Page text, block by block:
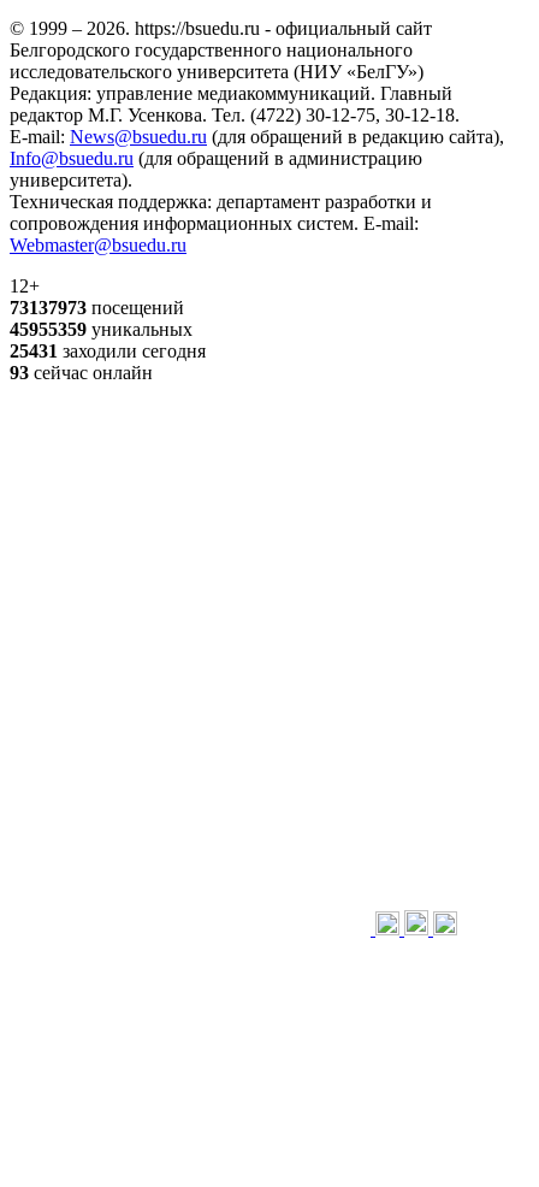
© 1999 – 2026. https://bsuedu.ru - официальный сайт
Белгородского государственного национального
исследовательского университета (НИУ «БелГУ»)
Редакция: управление медиакоммуникаций. Главный
редактор М.Г. Усенкова. Тел. (4722) 30-12-75, 30-12-18.
E-mail: News@bsuedu.ru (для обращений в редакцию сайта),
Info@bsuedu.ru (для обращений в администрацию
университета).
Техническая поддержка: департамент разработки и
сопровождения информационных систем. E-mail:
Webmaster@bsuedu.ru
12+
73137973 посещений
45955359 уникальных
25431 заходили сегодня
93 сейчас онлайн